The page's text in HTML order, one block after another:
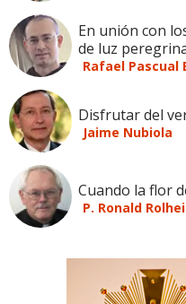
En unión con
de luz
Rafael Pascual
Disfrutar del
Jaime Nubiola
Cuando la flor
P. Ronald